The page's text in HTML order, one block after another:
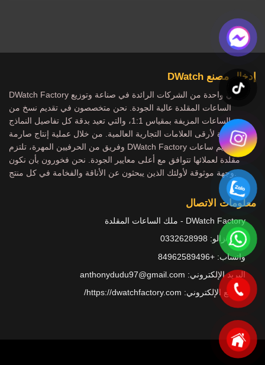
إدخال مصنع DWatch
DWatch Factory هي واحدة من الشركات الرائدة في صناعة وتوزيع
الساعات المقلدة عالية الجودة. نحن متخصصون في تقديم نسخ من
الساعات المزيفة بمقياس 1:1، والتي تعيد بدقة كل تفاصيل النماذج
الشهيرة لأرقى العلامات التجارية العالمية. من خلال عملية إنتاج صارمة
وفريق من الحرفيين المهرة، تلتزم DWatch Factory بتقديم ساعات
مقلدة لعملائها تتوافق مع أعلى معايير الجودة. نحن فخورون بأن نكون
وجهة موثوقة لأولئك الذين يبحثون عن الأناقة والفخامة في كل منتج.
معلومات الاتصال
DWatch Factory - ملك الساعات المقلدة
هاتف/زالو: 0332628998
واتساب: +84962589496
البريد الإلكتروني: anthonydudu97@gmail.com
الموقع الإلكتروني: https://dwatchfactory.com/